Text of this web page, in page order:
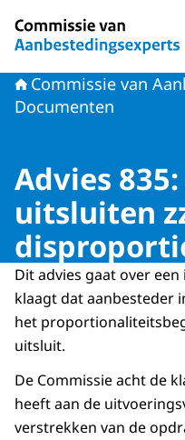
Commissie van
Documenten
Advies
uitsluiten
Dit advies gaat over
klaagt dat aanbesteder
het
uitsluit.
De Commissie acht de
heeft aan de
verstrekken van de